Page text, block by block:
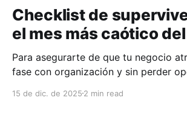
Checklist de
el mes más caótico
Para asegurarte de que tu negocio
fase con organización y sin perder
acompañarte durante las próximas
15 de dic. de 2025 2 min read